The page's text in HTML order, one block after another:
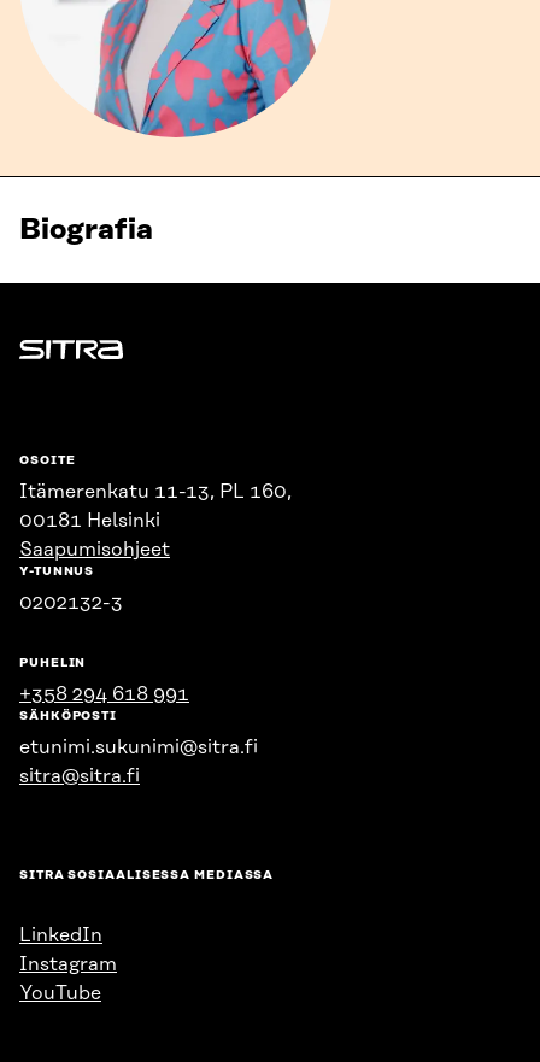
Biografia
Sitra
OSOITE
Itämerenkatu 11-13, PL 160,
00181 Helsinki
Saapumisohjeet
Y-TUNNUS
0202132-3
PUHELIN
+358 294 618 991
SÄHKÖPOSTI
etunimi.sukunimi@sitra.fi
sitra@sitra.fi
SITRA SOSIAALISESSA MEDIASSA
LinkedIn
Instagram
YouTube